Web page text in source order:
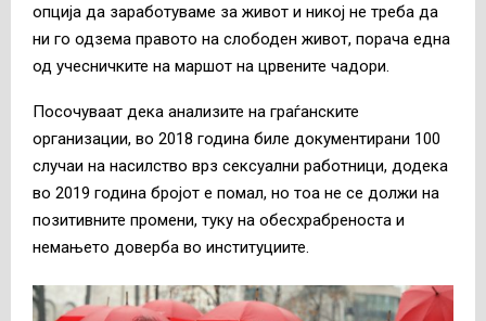
опција да заработуваме за живот и никој не треба да
ни го одзема правото на слободен живот, порача една
од учесничките на маршот на црвените чадори.
Посочуваат дека анализите на граѓанските
организации, во 2018 година биле документирани 100
случаи на насилство врз сексуални работници, додека
во 2019 година бројот е помал, но тоа не се должи на
позитивните промени, туку на обесхрабреноста и
немањето доверба во институциите.